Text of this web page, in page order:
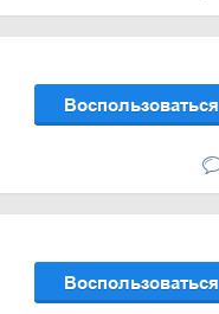
Воспользоваться
Воспользоваться